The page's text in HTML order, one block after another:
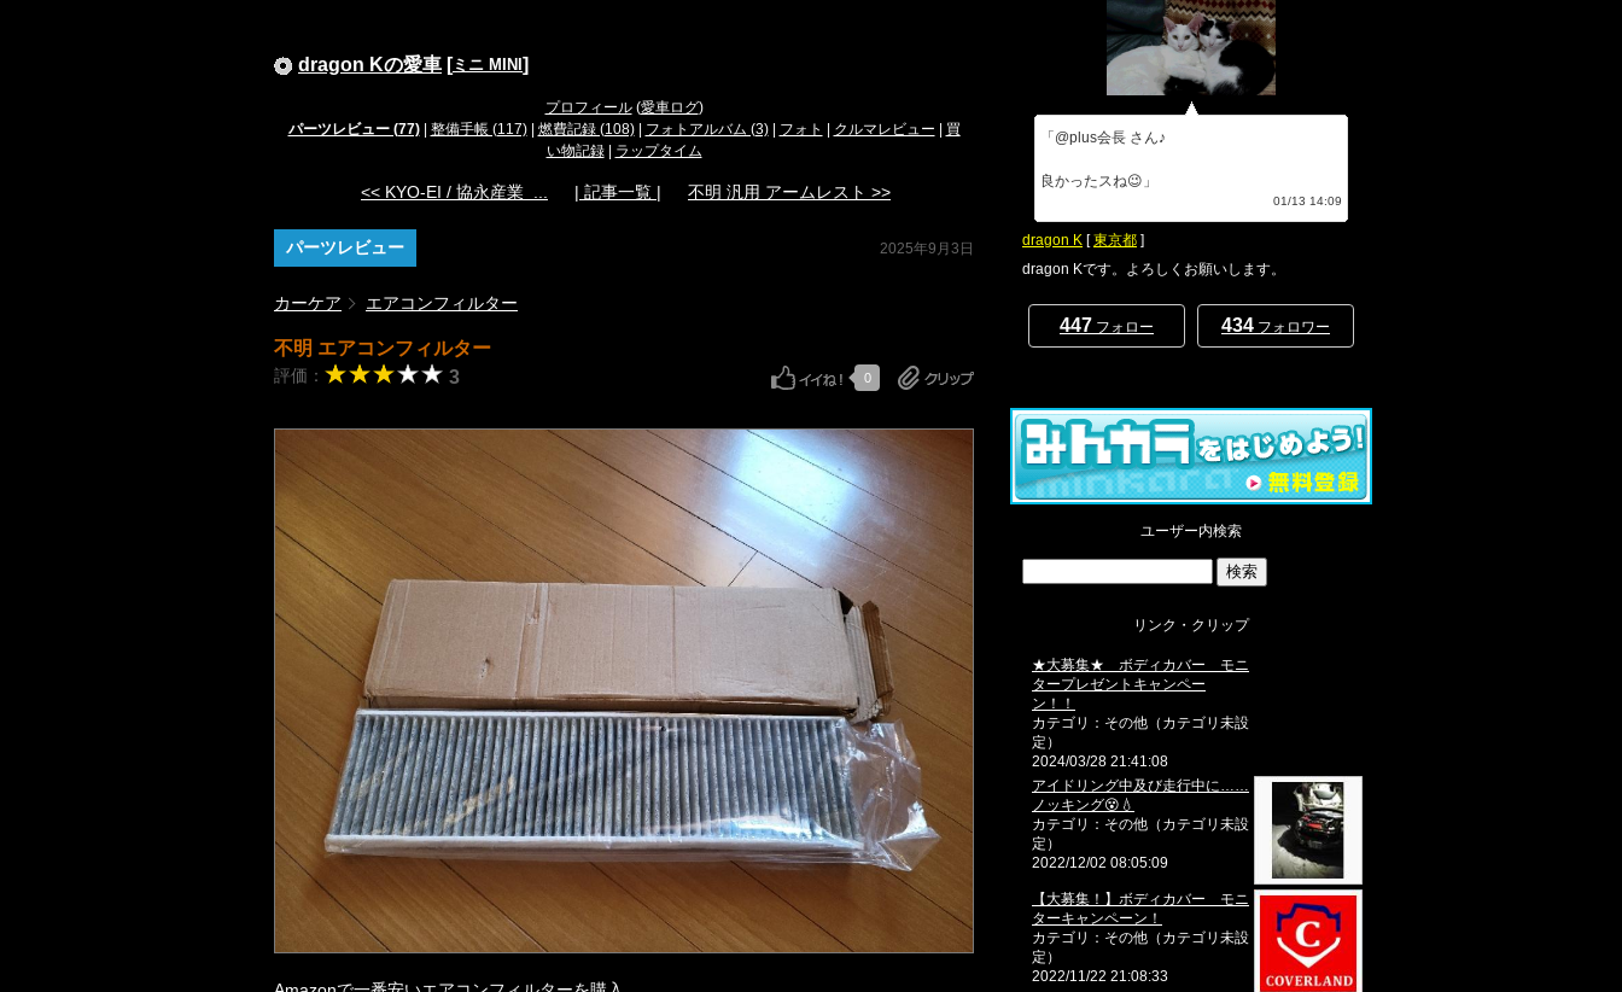
dragon Kの愛車 [ ミニ MINI ]
プロフィール(愛車ログ)
パーツレビュー (77)| 整備手帳 (117)| 燃費記録 (108)| フォトアルバム (3)| フォト クルマレビュー
買
い物記録| ラップタイム
<< KYO-EI / 協永産業 ... | 記事一覧 | 不明 汎用 アームレスト >>
パーツレビュー 2025年9月3日
カーケア エアコンフィルター
不明 エアコンフィルター
評価： 3 0
「@plus会長 さん♪
良かったスね😉」
01/13 14:09
dragon K [東京都 ]
dragon Kです。よろしくお願いします。
447 フォロー 434 フォロワー
ユーザー内検索
リンク・クリップ
★大募集★ ボディカバー モニ
タープレゼントキャンペー
ン！！
カテゴリ：その他（カテゴリ未設
定）
2024/03/28 21:41:08
アイドリング中及び走行中に……
ノッキング😵💧
カテゴリ：その他（カテゴリ未設
定）
2022/12/02 08:05:09
【大募集！】ボディカバー モニ
ターキャンペーン！
カテゴリ：その他（カテゴリ未設
定）
2022/11/22 21:08:33